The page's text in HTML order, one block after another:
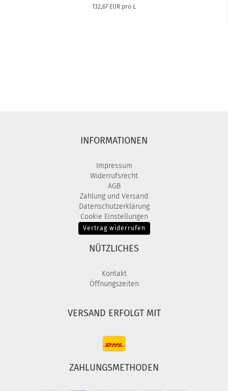
132,67 EUR pro L
INFORMATIONEN
Impressum
Widerrufsrecht
AGB
Zahlung und Versand
Datenschutzerklärung
Cookie Einstellungen
Vertrag widerrufen
NÜTZLICHES
Kontakt
Öffnungszeiten
VERSAND ERFOLGT MIT
ZAHLUNGSMETHODEN